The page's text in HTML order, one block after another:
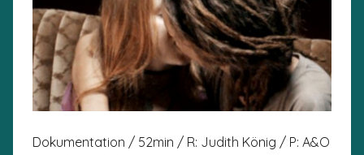
Dokumentation / 52min / R: Judith König / P: A&O